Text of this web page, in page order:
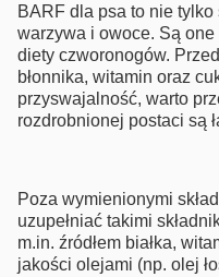
BARF dla psa to nie
warzywa i owoce. Są
diety czworonogów.
błonnika, witamin oraz
przyswajalność, warto
rozdrobnionej postaci są
Poza wymienionymi
uzupełniać takimi
m.in. źródłem białka,
jakości olejami (np. olej